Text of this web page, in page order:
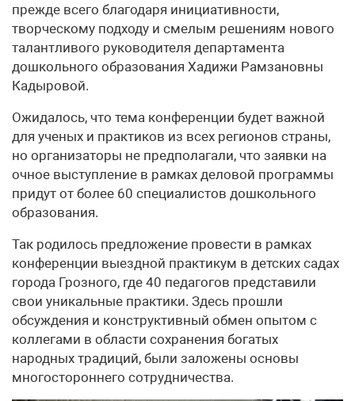
прежде всего благодаря инициативности,
творческому подходу и смелым решениям нового
талантливого руководителя департамента
дошкольного образования Хадижи Рамзановны
Кадыровой.
Ожидалось, что тема конференции будет важной
для ученых и практиков из всех регионов страны,
но организаторы не предполагали, что заявки на
очное выступление в рамках деловой программы
придут от более 60 специалистов дошкольного
образования.
Так родилось предложение провести в рамках
конференции выездной практикум в детских садах
города Грозного, где 40 педагогов представили
свои уникальные практики. Здесь прошли
обсуждения и конструктивный обмен опытом с
коллегами в области сохранения богатых
народных традиций, были заложены основы
многостороннего сотрудничества.